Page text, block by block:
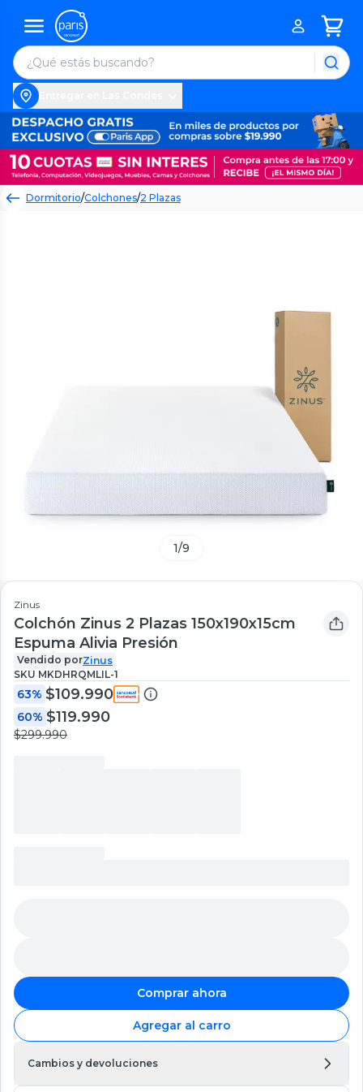
Dormitorio/Colchones/2 Plazas
1/9
Zinus
Colchón Zinus 2 Plazas 150x190x15cm
Espuma Alivia Presión
Vendido porZinus
SKU MKDHRQMLIL-1
63% $109.990
60% $119.990
$299.990
Comprar ahora
Agregar al carro
Cambios y devoluciones